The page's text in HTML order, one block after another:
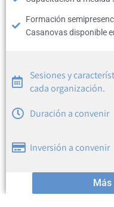
Formación
Casanovas disponible
Sesiones y
cada organización.
Duración a convenir
Inversión a convenir